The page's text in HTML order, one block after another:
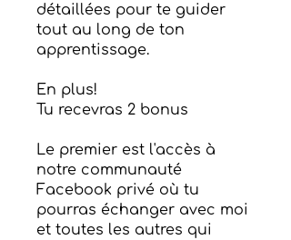
détaillées pour te guider
tout au long de ton
apprentissage.
En plus!
Tu recevras 2 bonus
Le premier est l'accès à
notre communauté
Facebook privé où tu
pourras échanger avec moi
et toutes les autres qui